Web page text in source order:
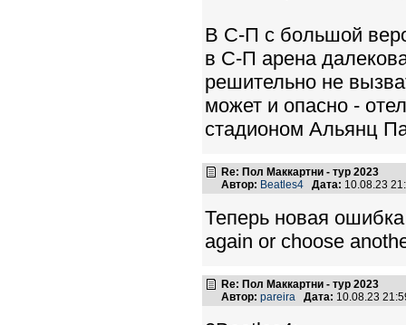
В С-П с большой
в С-П арена
решительно не
может и опасно -
стадионом Альянц
Re: Пол Маккартни - тур 2023
Автор: Beatles4 Дата: 10.08.23
Теперь новая
again or choose
Re: Пол Маккартни - тур 2023
Автор: pareira Дата: 10.08.23